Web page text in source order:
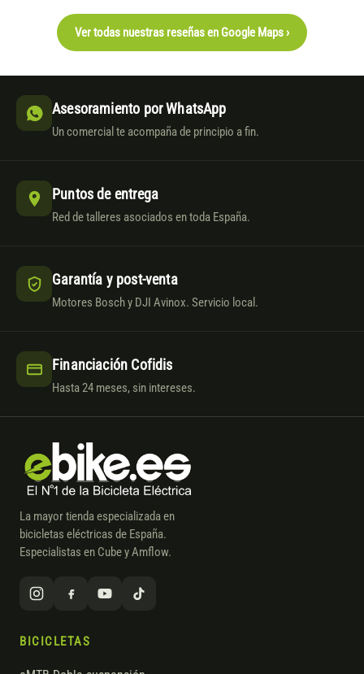
Ver todas nuestras reseñas en Google Maps ›
Asesoramiento por WhatsApp
Un comercial te acompaña de principio a fin.
Puntos de entrega
Red de talleres asociados en toda España.
Garantía y post-venta
Motores Bosch y DJI Avinox. Servicio local.
Financiación Cofidis
Hasta 24 meses, sin intereses.
La mayor tienda especializada en
bicicletas eléctricas de España.
Especialistas en Cube y Amflow.
BICICLETAS